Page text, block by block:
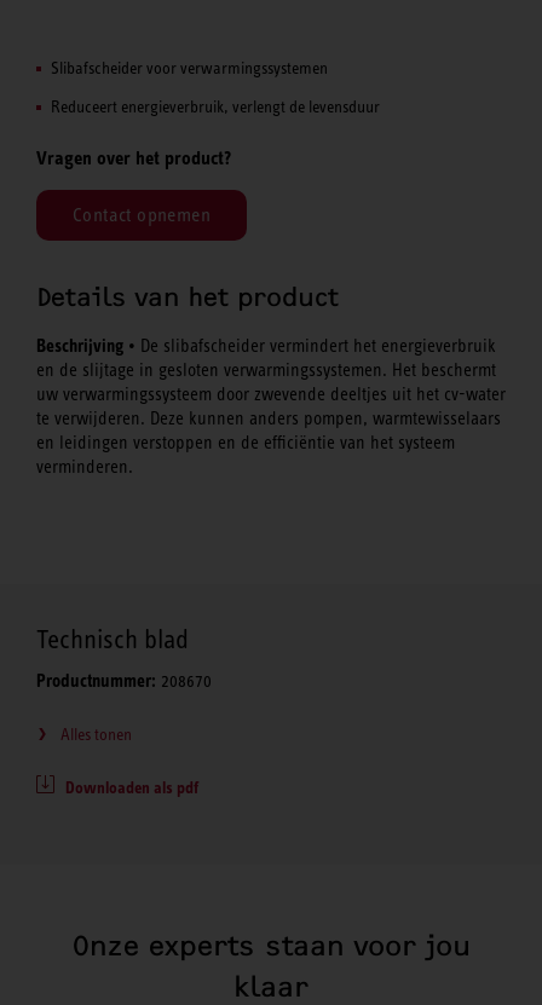
Slibafscheider voor verwarmingssystemen
Reduceert energieverbruik, verlengt de levensduur
Vragen over het product?
Contact opnemen
Details van het product
Beschrijving • De slibafscheider vermindert het energieverbruik
en de slijtage in gesloten verwarmingssystemen. Het beschermt
uw verwarmingssysteem door zwevende deeltjes uit het cv-water
te verwijderen. Deze kunnen anders pompen, warmtewisselaars
en leidingen verstoppen en de efficiëntie van het systeem
verminderen.
Technisch blad
Productnummer: 208670
Alles tonen
Downloaden als pdf
Onze experts staan voor jou
klaar